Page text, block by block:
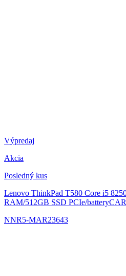
Výpredaj
Akcia
Posledný kus
Lenovo ThinkPad T580 Core i5
RAM/512GB SSD PCIe/
NNR5-MAR23643